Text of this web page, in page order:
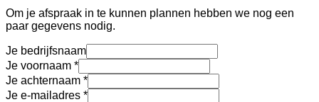
Om je afspraak in te kunnen plannen hebben we nog een
paar gegevens nodig.
Je bedrijfsnaam
Je voornaam
Je achternaam
Je e-mailadres